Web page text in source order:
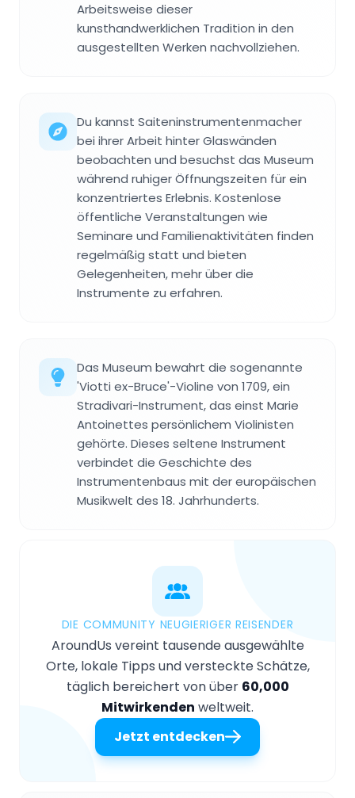
Arbeitsweise dieser
kunsthandwerklichen Tradition in den
ausgestellten Werken nachvollziehen.
Du kannst Saiteninstrumentenmacher
bei ihrer Arbeit hinter Glaswänden
beobachten und besuchst das Museum
während ruhiger Öffnungszeiten für ein
konzentriertes Erlebnis. Kostenlose
öffentliche Veranstaltungen wie
Seminare und Familienaktivitäten finden
regelmäßig statt und bieten
Gelegenheiten, mehr über die
Instrumente zu erfahren.
Das Museum bewahrt die sogenannte
'Viotti ex-Bruce'-Violine von 1709, ein
Stradivari-Instrument, das einst Marie
Antoinettes persönlichem Violinisten
gehörte. Dieses seltene Instrument
verbindet die Geschichte des
Instrumentenbaus mit der europäischen
Musikwelt des 18. Jahrhunderts.
DIE COMMUNITY NEUGIERIGER REISENDER
AroundUs vereint tausende ausgewählte
Orte, lokale Tipps und versteckte Schätze,
täglich bereichert von über 60,000
Mitwirkenden weltweit.
Jetzt entdecken